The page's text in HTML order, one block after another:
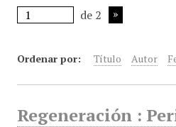
de 2
Ordenar por: Título Autor
Regeneración :